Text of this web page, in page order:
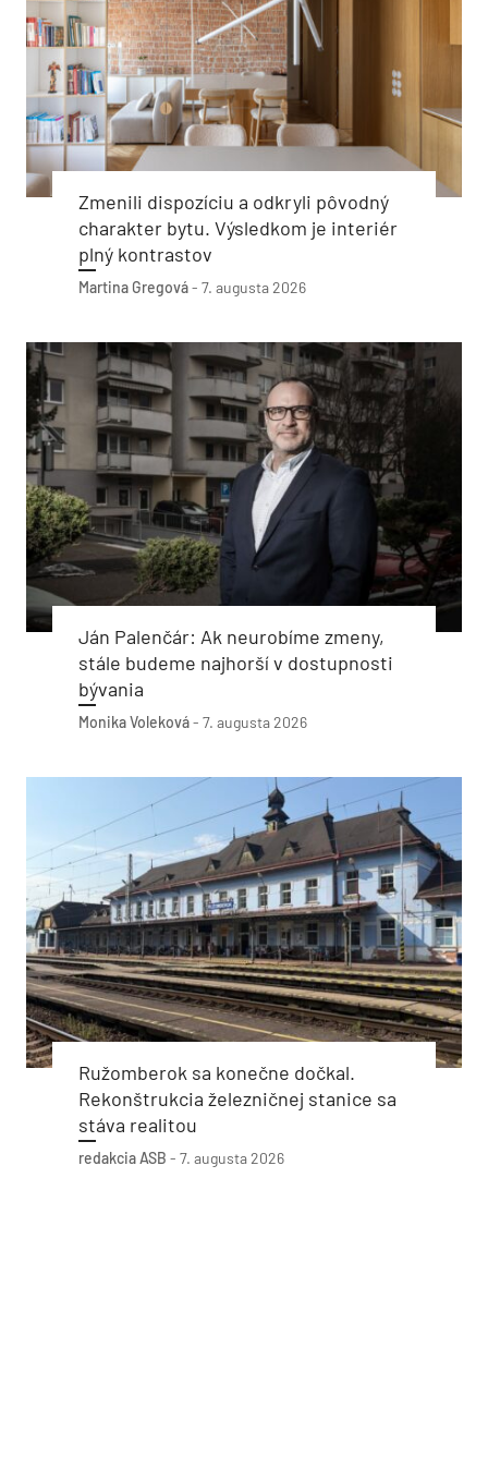
Zmenili dispozíciu a odkryli pôvodný
charakter bytu. Výsledkom je interiér
plný kontrastov
Martina Gregová- 7. augusta 2026
Ján Palenčár: Ak neurobíme zmeny,
stále budeme najhorší v dostupnosti
bývania
Monika Voleková- 7. augusta 2026
Ružomberok sa konečne dočkal.
Rekonštrukcia železničnej stanice sa
stáva realitou
redakcia ASB - 7. augusta 2026